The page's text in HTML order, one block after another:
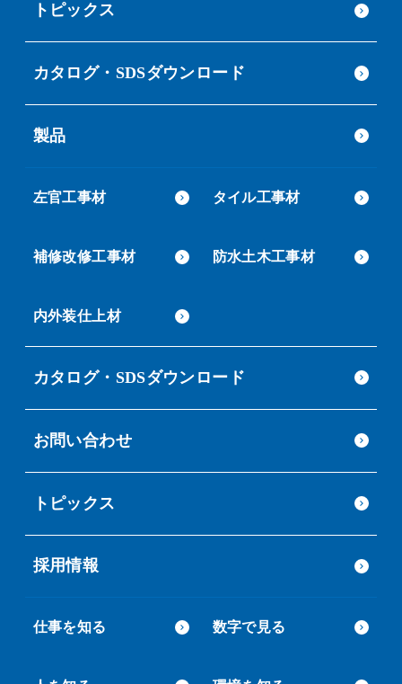
トピックス
カタログ・SDSダウンロード
製品
左官工事材 タイル工事材
補修改修工事材 防水土木工事材
内外装仕上材
カタログ・SDSダウンロード
お問い合わせ
トピックス
採用情報
仕事を知る 数字で見る